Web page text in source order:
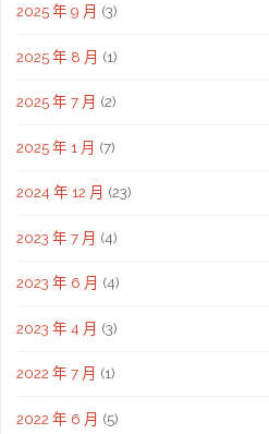
2025 年 9 月 (3)
2025 年 8 月 (1)
2025 年 7 月 (2)
2025 年 1 月 (7)
2024 年 12 月 (23)
2023 年 7 月 (4)
2023 年 6 月 (4)
2023 年 4 月 (3)
2022 年 7 月 (1)
2022 年 6 月 (5)